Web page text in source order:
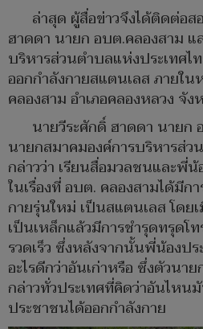
ล่าสุด ผู้สื่อข่าวจึงได้ติดต่อ
ฮาดดา นายก อบต.คลองสาม แ
บริหารส่วนตำบลแห่งประเทศไ
ออกกำลังกายสแตนเลส ภายใ
คลองสาม อำเภอคลองหลวง จั
นายวีระศักดิ์ ฮาดดา นายก
นายกสมาคมองค์การบริหารส่ว
กล่าวว่า เรียนสื่อมวลชนและพี่
ในเรื่องที่ อบต. คลองสามได้มีก
กายรุ่นใหม่ เป็นสแตนเลส โดย
เป็นเหล็กแล้วมีการชำรุดทรุดโ
รวดเร็ว ซึ่งหลังจากนั้นพี่น้องป
อะไรดีกว่าอันเก่าหรือ ซึ่งตัวนา
กล่าวทั่วประเทศที่คิดว่าอันไหน
ประชาชนได้ออกกำลังกาย